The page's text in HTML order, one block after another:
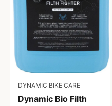
DYNAMIC BIKE CARE
Dynamic Bio Filth